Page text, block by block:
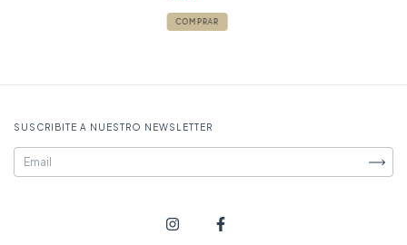
SUSCRIBITE A NUESTRO NEWSLETTER